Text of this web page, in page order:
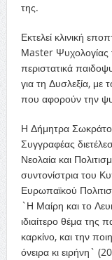
της.
Εκτελεί κλινική
Μaster Ψυχολογίας
περιστατικά
για τη Δυσλεξία, με
που αφορούν την
Η Δήμητρα
Συγγραφέας
Νεολαία και
συντονίστρια του
Ευρωπαϊκού
`Η Μαίρη και το
ιδιαίτερο θέμα της
καρκίνο, και την
όνειρα κι ειρήνη`